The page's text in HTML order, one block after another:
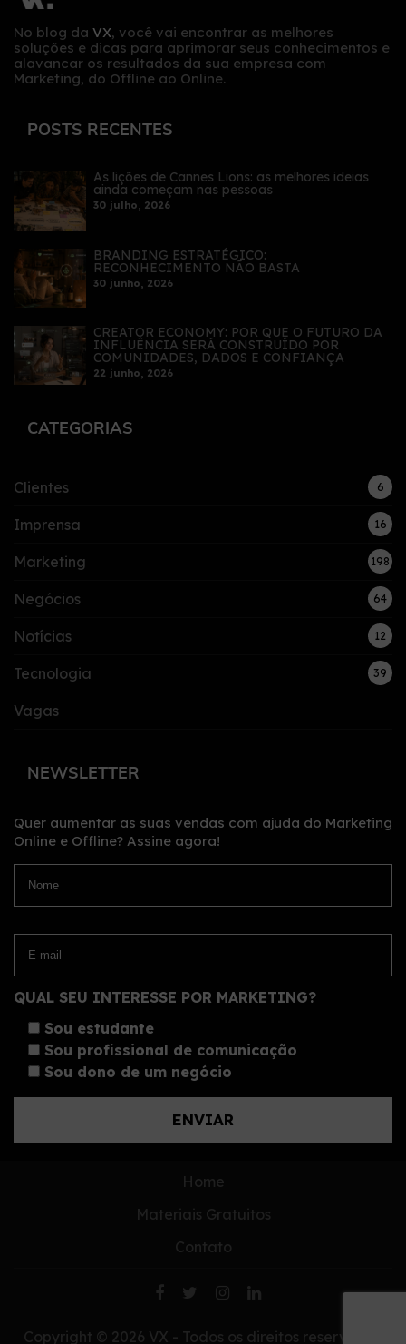
No blog da VX, você vai encontrar as melhores
soluções e dicas para aprimorar seus conhecimentos e
alavancar os resultados da sua empresa com
Marketing, do Offline ao Online.
POSTS RECENTES
As lições de Cannes Lions: as melhores ideias
ainda começam nas pessoas
30 julho, 2026
BRANDING ESTRATÉGICO:
RECONHECIMENTO NÃO BASTA
30 junho, 2026
CREATOR ECONOMY: POR QUE O FUTURO DA
INFLUÊNCIA SERÁ CONSTRUÍDO POR
COMUNIDADES, DADOS E CONFIANÇA
22 junho, 2026
CATEGORIAS
Clientes 6
Imprensa 16
Marketing 198
Negócios 64
Notícias 12
Tecnologia 39
Vagas
NEWSLETTER
Quer aumentar as suas vendas com ajuda do Marketing
Online e Offline? Assine agora!
QUAL SEU INTERESSE POR MARKETING?
Sou estudante
Sou profissional de comunicação
Sou dono de um negócio
Home
Materiais Gratuitos
Contato
Copyright © 2026 VX - Todos os direitos reservados